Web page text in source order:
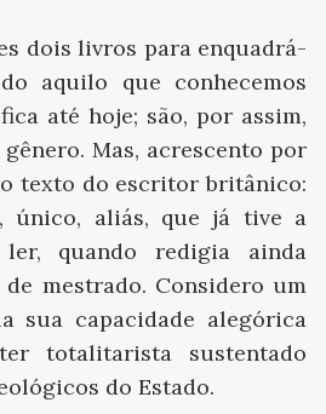
dois livros para enquadrá-
aquilo que conhecemos
até hoje; são, por assim,
Mas, acrescento por
texto do escritor britânico:
, único, aliás, que já tive a
quando redigia ainda
mestrado. Considero um
sua capacidade alegórica
totalitarista sustentado
do Estado.